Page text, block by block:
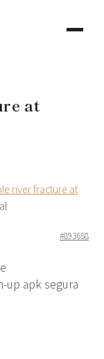
at
river fracture at
#893658
apk segura